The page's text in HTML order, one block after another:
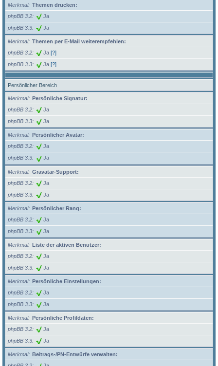
Merkmal
Themen drucken:
phpBB 3.2
Ja
phpBB 3.3 Ja
Merkmal
Themen per E-Mail weiterempfehlen:
phpBB 3.2
Ja [?]
phpBB 3.3 Ja [?]
Persönlicher Bereich
Merkmal
Persönliche Signatur:
phpBB 3.2
Ja
phpBB 3.3 Ja
Merkmal
Persönlicher Avatar:
phpBB 3.2
Ja
phpBB 3.3 Ja
Merkmal
Gravatar-Support:
phpBB 3.2
Ja
phpBB 3.3 Ja
Merkmal
Persönlicher Rang:
phpBB 3.2
Ja
phpBB 3.3 Ja
Merkmal
Liste der aktiven Benutzer:
phpBB 3.2
Ja
phpBB 3.3 Ja
Merkmal
Persönliche Einstellungen:
phpBB 3.2
Ja
phpBB 3.3 Ja
Merkmal
Persönliche Profildaten:
phpBB 3.2
Ja
phpBB 3.3 Ja
Merkmal
Beitrags-/PN-Entwürfe verwalten: